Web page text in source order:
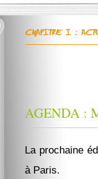
AGENDA :
La prochaine
à Paris.